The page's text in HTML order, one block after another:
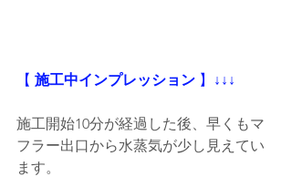
【 施工中インプレッション 】 ↓↓↓
施工開始10分が経過した後、早くもマ
フラー出口から水蒸気が少し見えてい
ます。